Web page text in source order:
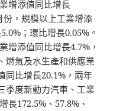
增添值同比增長
份，規模以上工業增添
；環比增長0.05%。
增添值同比增長4.7%，
燃氣及水生產和供應業
同比增長20.1%，兩年
季度新動力汽車、工業
長172.5%、57.8%、